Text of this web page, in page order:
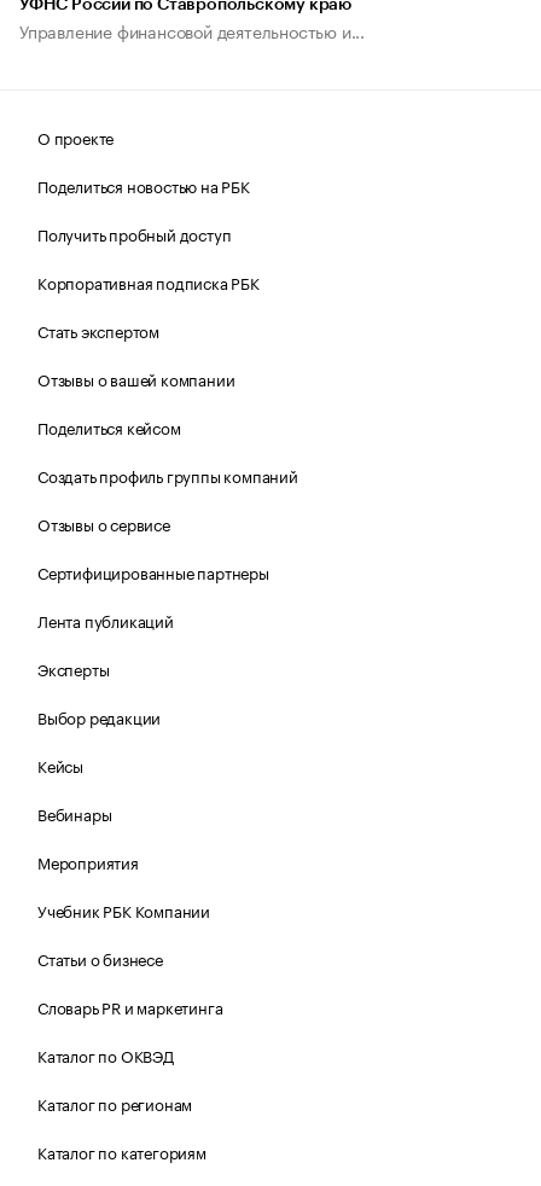
УФНС России по Ставропольскому краю
Управление финансовой деятельностью и...
О проекте
Поделиться новостью на РБК
Получить пробный доступ
Корпоративная подписка РБК
Стать экспертом
Отзывы о вашей компании
Поделиться кейсом
Создать профиль группы компаний
Отзывы о сервисе
Сертифицированные партнеры
Лента публикаций
Эксперты
Выбор редакции
Кейсы
Вебинары
Мероприятия
Учебник РБК Компании
Статьи о бизнесе
Словарь PR и маркетинга
Каталог по ОКВЭД
Каталог по регионам
Каталог по категориям